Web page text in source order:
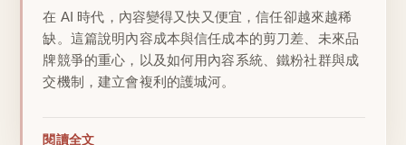
在 AI 時代，內容變得又快又便宜，信任卻越來越稀
缺。這篇說明內容成本與信任成本的剪刀差、未來品
牌競爭的重心，以及如何用內容系統、鐵粉社群與成
交機制，建立會複利的護城河。
閱讀全文